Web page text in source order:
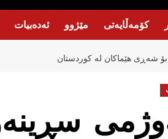
کۆمەڵایەتی مێژوو ئەدەبیات
شەڕی هێماکان لە کوردستان